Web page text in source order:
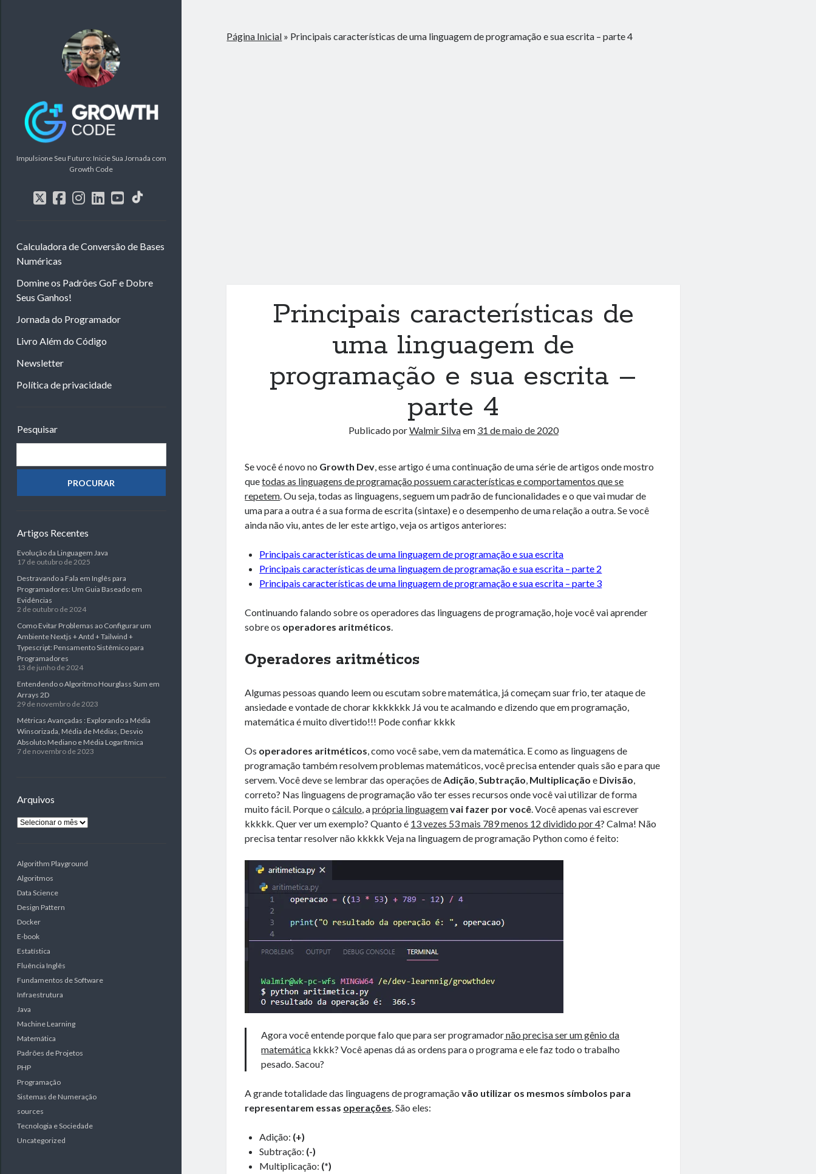
GrowthCode
Impulsione Seu Futuro: Inicie Sua Jornada com
Growth Code
twitter
facebook
instagram
linkedin
youtube
Calculadora de Conversão de Bases
Numéricas
Domine os Padrões GoF e Dobre
Seus Ganhos!
Jornada do Programador
Livro Além do Código
Newsletter
Política de privacidade
Lateral
Pesquisar
Artigos Recentes
Evolução da Linguagem Java
17 de outubro de 2025
Destravando a Fala em Inglês para
Programadores: Um Guia Baseado em
Evidências
2 de outubro de 2024
Como Evitar Problemas ao Configurar um
Ambiente Nextjs + Antd + Tailwind +
Typescript: Pensamento Sistêmico para
Programadores
13 de junho de 2024
Entendendo o Algoritmo Hourglass Sum em
Arrays 2D
29 de novembro de 2023
Métricas Avançadas : Explorando a Média
Winsorizada, Média de Médias, Desvio
Absoluto Mediano e Média Logarítmica
7 de novembro de 2023
Arquivos
Arquivos
Algorithm Playground
Algoritmos
Data Science
Design Pattern
Docker
E-book
Estatística
Fluência Inglês
Fundamentos de Software
Infraestrutura
Java
Machine Learning
Matemática
Padrões de Projetos
PHP
Programação
Sistemas de Numeração
sources
Tecnologia e Sociedade
Uncategorized
Página Inicial » Principais características de uma linguagem de programação e sua escrita – parte 4
Principais características de
uma linguagem de
programação e sua escrita –
parte 4
Publicado porWalmir Silvaem 31 de maio de 2020
Se você é novo no Growth Dev, esse artigo é uma continuação de uma série de artigos onde mostro
quetodas as linguagens de programação possuem características e comportamentos que se
repetem. Ou seja, todas as linguagens, seguem um padrão de funcionalidades e o que vai mudar de
uma para a outra é a sua forma de escrita (sintaxe) e o desempenho de uma relação a outra. Se você
ainda não viu, antes de ler este artigo, veja os artigos anteriores:
Principais características de uma linguagem de programação e sua escrita
Principais características de uma linguagem de programação e sua escrita – parte 2
Principais características de uma linguagem de programação e sua escrita – parte 3
Continuando falando sobre os operadores das linguagens de programação, hoje você vai aprender
sobre os operadores aritméticos.
Operadores aritméticos
Algumas pessoas quando leem ou escutam sobre matemática, já começam suar frio, ter ataque de
ansiedade e vontade de chorar kkkkkkk Já vou te acalmando e dizendo que em programação,
matemática é muito divertido!!! Pode confiar kkkk
Os operadores aritméticos, como você sabe, vem da matemática. E como as linguagens de
programação também resolvem problemas matemáticos, você precisa entender quais são e para que
servem. Você deve se lembrar das operações deAdição,Subtração, Multiplicaçãoe Divisão,
correto? Nas linguagens de programação vão ter esses recursos onde você vai utilizar de forma
muito fácil. Porque ocálculo, aprópria linguagemvai fazer por você. Você apenas vai escrever
kkkkk. Quer ver um exemplo? Quanto é 13 vezes 53 mais 789 menos 12 dividido por 4? Calma! Não
precisa tentar resolver não kkkkk Veja na linguagem de programação Python como é feito:
Agora você entende porque falo que para ser programadornão precisa ser um gênio da
matemática kkkk? Você apenas dá as ordens para o programa e ele faz todo o trabalho
pesado. Sacou?
A grande totalidade das linguagens de programaçãovão utilizar os mesmos símbolos para
representarem essas operações. São eles:
Adição: (+)
Subtração: (-)
Multiplicação: (*)